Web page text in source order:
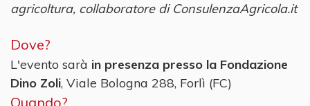
agricoltura, collaboratore di ConsulenzaAgricola.it
Dove?
L'evento sarà in presenza presso la Fondazione
Dino Zoli, Viale Bologna 288, Forlì (FC)
Quando?